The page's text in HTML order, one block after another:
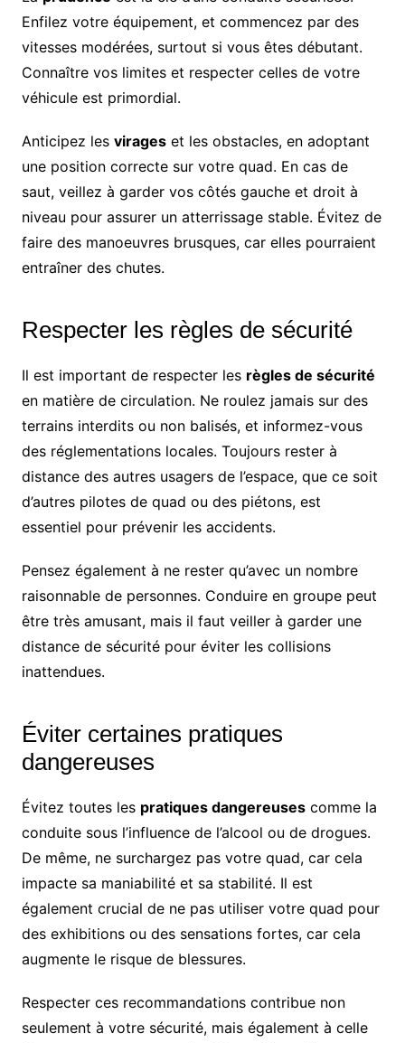
Enfilez votre équipement, et commencez par des
vitesses modérées, surtout si vous êtes débutant.
Connaître vos limites et respecter celles de votre
véhicule est primordial.
Anticipez les virageset les obstacles, en adoptant
une position correcte sur votre quad. En cas de
saut, veillez à garder vos côtés gauche et droit à
niveau pour assurer un atterrissage stable. Évitez de
faire des manoeuvres brusques, car elles pourraient
entraîner des chutes.
Respecter les règles de sécurité
Il est important de respecter les règles de sécurité
en matière de circulation. Ne roulez jamais sur des
terrains interdits ou non balisés, et informez-vous
des réglementations locales. Toujours rester à
distance des autres usagers de l’espace, que ce soit
d’autres pilotes de quad ou des piétons, est
essentiel pour prévenir les accidents.
Pensez également à ne rester qu’avec un nombre
raisonnable de personnes. Conduire en groupe peut
être très amusant, mais il faut veiller à garder une
distance de sécurité pour éviter les collisions
inattendues.
Éviter certaines pratiques
dangereuses
Évitez toutes les pratiques dangereusescomme la
conduite sous l’influence de l’alcool ou de drogues.
De même, ne surchargez pas votre quad, car cela
impacte sa maniabilité et sa stabilité. Il est
également crucial de ne pas utiliser votre quad pour
des exhibitions ou des sensations fortes, car cela
augmente le risque de blessures.
Respecter ces recommandations contribue non
seulement à votre sécurité, mais également à celle